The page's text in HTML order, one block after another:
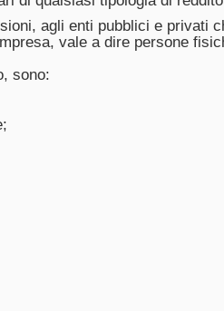
agli enti pubblici e privati
vale a dire persone
sono: